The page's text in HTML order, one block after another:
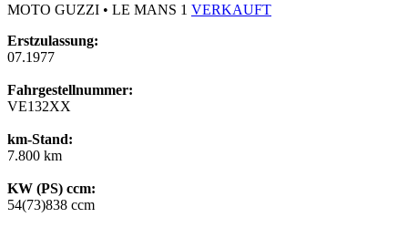
MOTO GUZZI • LE MANS 1 VERKAUFT
Erstzulassung:
07.1977
Fahrgestellnummer:
VE132XX
km-Stand:
7.800 km
KW (PS) ccm:
54(73)838 ccm